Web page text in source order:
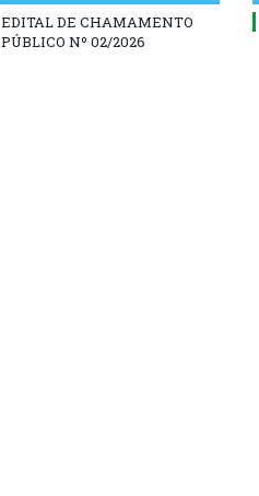
EDITAL DE CHAMAMENTO
PÚBLICO Nº 02/2026